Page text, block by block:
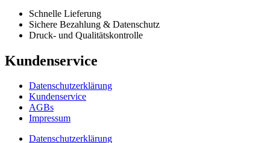
Produktseite
gewählt
werden
Schnelle Lieferung
Sichere Bezahlung & Datenschutz
Druck- und Qualitätskontrolle
Kundenservice
Datenschutzerklärung
Kundenservice
AGBs
Impressum
Datenschutzerklärung